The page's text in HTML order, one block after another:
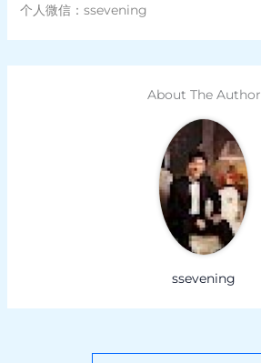
个人微信：ssevening
About The Author
ssevening